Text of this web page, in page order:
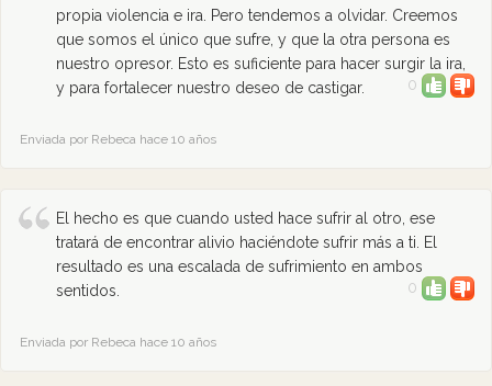
propia violencia e ira. Pero tendemos a olvidar. Creemos
que somos el único que sufre, y que la otra persona es
nuestro opresor. Esto es suficiente para hacer surgir la ira,
y para fortalecer nuestro deseo de castigar.
0
Enviada por Rebeca hace 10 años
El hecho es que cuando usted hace sufrir al otro, ese
tratará de encontrar alivio haciéndote sufrir más a ti. El
resultado es una escalada de sufrimiento en ambos
sentidos.
0
Enviada por Rebeca hace 10 años